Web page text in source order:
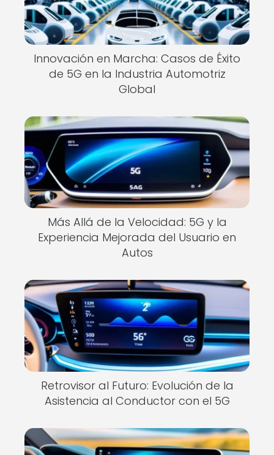
Innovación en Marcha: Casos de Éxito
de 5G en la Industria Automotriz
Global
Más Allá de la Velocidad: 5G y la
Experiencia Mejorada del Usuario en
Autos
Retrovisor al Futuro: Evolución de la
Asistencia al Conductor con el 5G